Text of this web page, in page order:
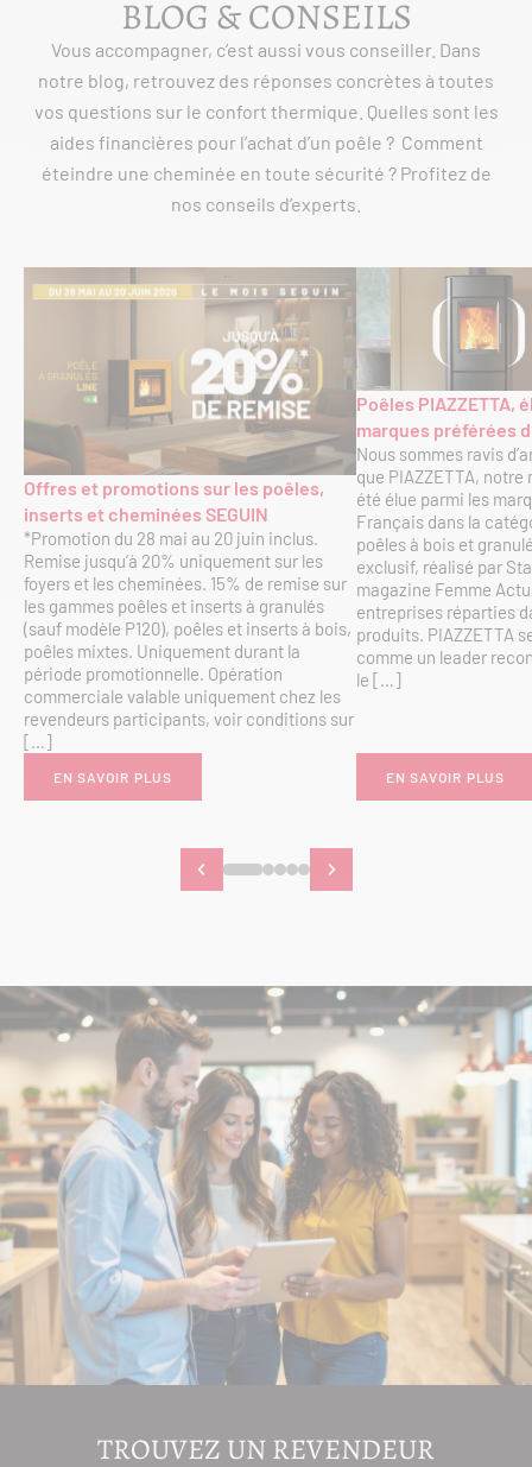
BLOG & CONSEILS
Vous accompagner, c’est aussi vous conseiller. Dans
notre blog, retrouvez des réponses concrètes à toutes
vos questions sur le confort thermique. Quelles sont les
aides financières pour l’achat d’un poêle ? Comment
éteindre une cheminée en toute sécurité ? Profitez de
nos conseils d’experts.
Offres et promotions sur les poêles,
inserts et cheminées SEGUIN
*Promotion du 28 mai au 20 juin inclus.
Remise jusqu’à 20% uniquement sur les
foyers et les cheminées. 15% de remise sur
les gammes poêles et inserts à granulés
(sauf modèle P120), poêles et inserts à bois,
poêles mixtes. Uniquement durant la
période promotionnelle. Opération
commerciale valable uniquement chez les
revendeurs participants, voir conditions sur
[…]
EN SAVOIR PLUS
Poêles PIAZZETTA,
marques préférées
Nous sommes ravis
que PIAZZETTA,
été élue parmi les
Français dans la
poêles à bois et
exclusif, réalisé par
magazine Femme
entreprises réparties
produits. PIAZZETTA
comme un leader
le […]
EN SAVOIR PLUS
TROUVEZ UN REVENDEUR